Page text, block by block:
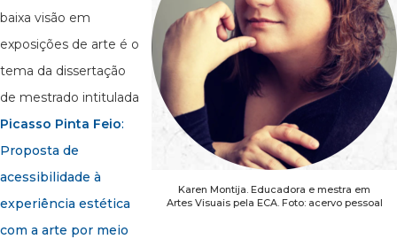
Karen Montija. Educadora e mestra em
Artes Visuais pela ECA. Foto: acervo pessoal
baixa visão em
exposições de arte é o
tema da dissertação
de mestrado intitulada
Picasso Pinta Feio:
Proposta de
acessibilidade à
experiência estética
com a arte por meio